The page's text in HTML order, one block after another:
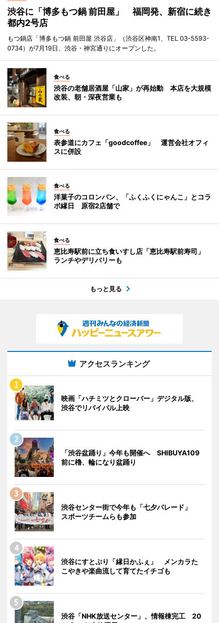
渋谷に「博多もつ鍋 前田屋」 福岡発、新宿に続き
都内2号店
もつ鍋店「博多もつ鍋 前田屋 渋谷店」（渋谷区神南1、TEL 03-5593-
0734）が7月19日、渋谷・神宮通りにオープンした。
食べる
渋谷の老舗居酒屋「山家」が再始動 本店を大規模
改装、朝・深夜営業も
食べる
表参道にカフェ「goodcoffee」 運営会社オフィ
スに併設
食べる
洋菓子のコロンバン、「ふくふくにゃんこ」とコラ
ボ縁日 原宿2店舗で
食べる
恵比寿駅前に立ち食いすし店「恵比寿駅前寿司」
ランチやデリバリーも
もっと見る
アクセスランキング
映画「ハチミツとクローバー」デジタル版、
渋谷でリバイバル上映
「渋谷盆踊り」今年も開催へ SHIBUYA109
前に櫓、輪になり盆踊り
渋谷センター街で今年も「七夕パレード」
スポーツチームらも参加
渋谷にすとぷり「縁日かふぇ」 メンカラた
こやきや楽曲流して育てたイチゴも
渋谷「NHK放送センター」、情報棟完工 20